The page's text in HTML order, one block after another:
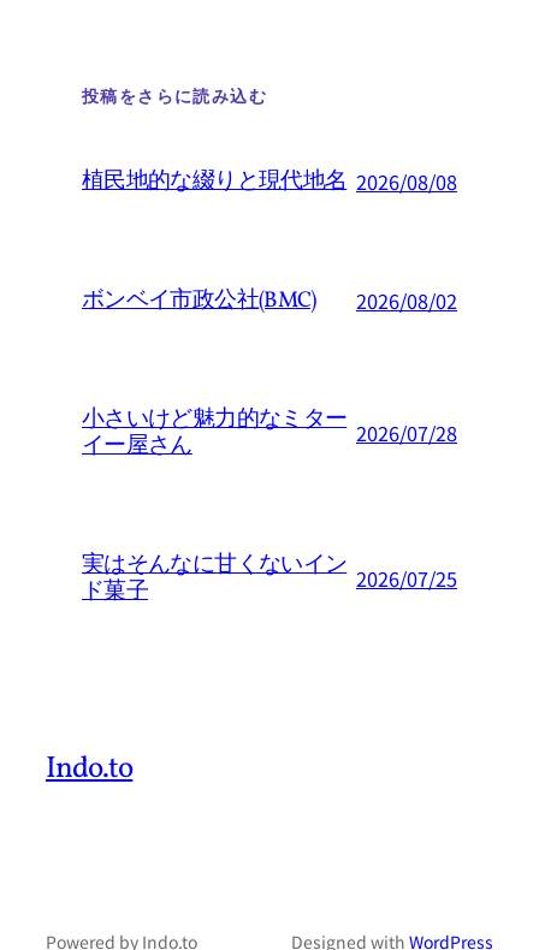
投稿をさらに読み込む
植民地的な綴りと現代地名 2026/08/08
ボンベイ市政公社(BMC) 2026/08/02
小さいけど魅力的なミター
イー屋さん
2026/07/28
実はそんなに甘くないイン
ド菓子
2026/07/25
Indo.to
Powered by Indo.to Designed with WordPress